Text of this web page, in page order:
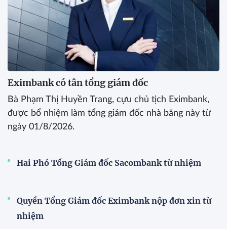
Eximbank có tân tổng giám đốc
Bà Phạm Thị Huyền Trang, cựu chủ tịch Eximbank,
được bổ nhiệm làm tổng giám đốc nhà băng này từ
ngày 01/8/2026.
Hai Phó Tổng Giám đốc Sacombank từ nhiệm
Quyền Tổng Giám đốc Eximbank nộp đơn xin từ
nhiệm